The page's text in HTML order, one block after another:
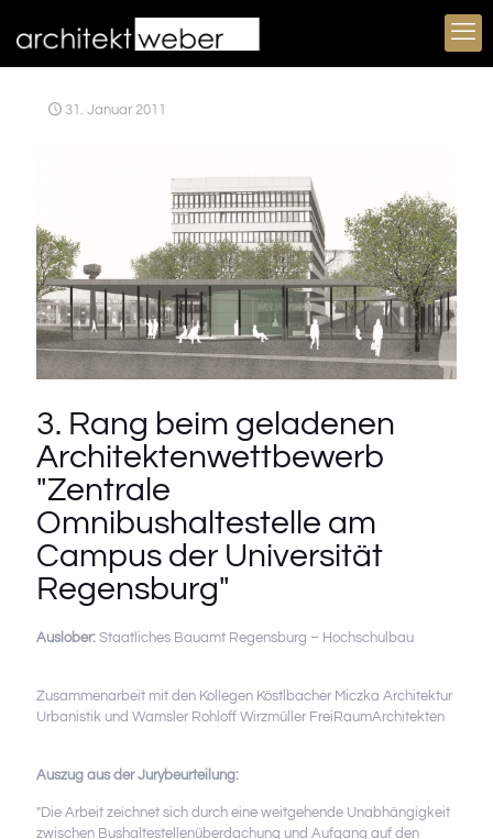
31. Januar 2011
3. Rang beim geladenen
Architektenwettbewerb
"Zentrale
Omnibushaltestelle am
Campus der Universität
Regensburg"
Auslober: Staatliches Bauamt Regensburg – Hochschulbau
Zusammenarbeit mit den Kollegen Köstlbacher Miczka Architektur
Urbanistik und Wamsler Rohloff Wirzmüller FreiRaumArchitekten
Auszug aus der Jurybeurteilung:
"Die Arbeit zeichnet sich durch eine weitgehende Unabhängigkeit
zwischen Bushaltestellenüberdachung und Aufgang auf den